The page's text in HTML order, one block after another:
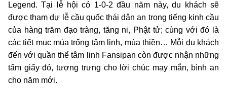
Legend. Tại lễ hội có 1-0-2 đầu năm này, du khách sẽ
được tham dự lễ cầu quốc thái dân an trong tiếng kinh cầu
của hàng trăm đạo tràng, tăng ni, Phật tử; cùng với đó là
các tiết mục múa trống tâm linh, múa thiền… Mỗi du khách
đến với quần thể tâm linh Fansipan còn được nhận những
tấm giấy đỏ, tượng trưng cho lời chúc may mắn, bình an
cho năm mới.